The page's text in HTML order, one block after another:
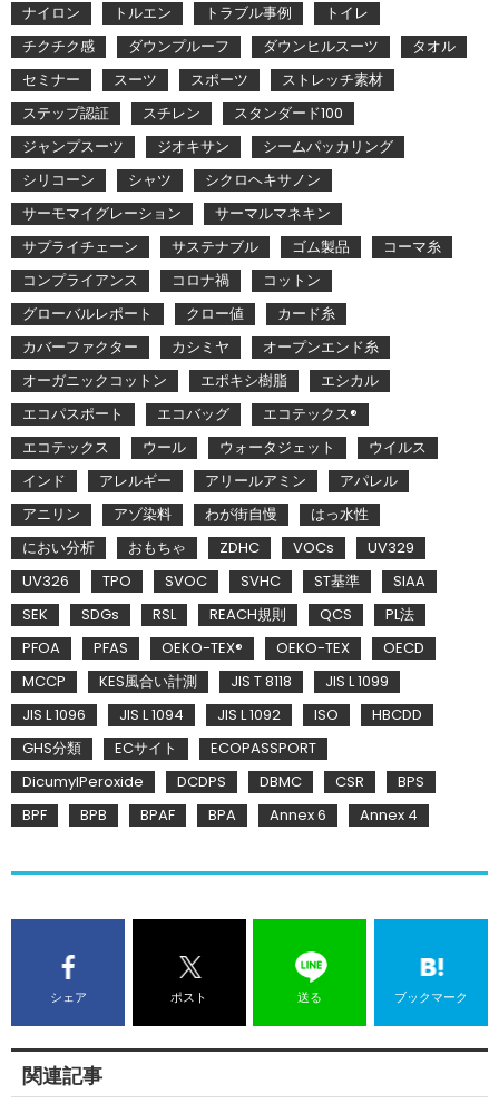
ナイロン トルエン トラブル事例
トイレ
チクチク感
ダウンプルーフ ダウンヒルスーツ
タオル
セミナー
スーツ スポーツ
ストレッチ素材
ステップ認証
スチレン
スタンダード100
ジャンプスーツ
ジオキサン
シームパッカリング
シリコーン
シャツ
シクロヘキサノン
サーモマイグレーション
サーマルマネキン
サプライチェーン
サステナブル ゴム製品
コーマ糸
コンプライアンス
コロナ禍
コットン
グローバルレポート
クロー値
カード糸
カバーファクター
カシミヤ
オープンエンド糸
オーガニックコットン
エポキシ樹脂
エシカル
エコパスポート
エコバッグ
エコテックス®
エコテックス
ウール ウォータジェット
ウイルス
インド
アレルギー アリールアミン
アパレル
アニリン
アゾ染料 わが街自慢
はっ水性
におい分析
おもちゃ ZDHC VOCs
UV329
UV326
TPO SVOC SVHC ST基準
SIAA
SEK
SDGs RSL REACH規則 QCS
PL法
PFOA
PFAS OEKO-TEX® OEKO-TEX
OECD
MCCP
KES風合い計測 JIS T 8118
JIS L 1099
JIS L 1096
JIS L 1094 JIS L 1092 ISO
HBCDD
GHS分類
ECサイト
ECOPASSPORT
DicumylPeroxide
DCDPS DBMC CSR
BPS
BPF
BPB BPAF BPA Annex 6 Annex 4
シェア ポスト 送る ブックマーク
関連記事